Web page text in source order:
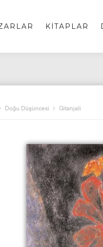
KİTAPLAR
Doğu Düşüncesi Gitanjali